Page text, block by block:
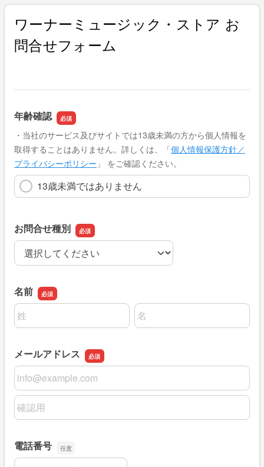
ワーナーミュージック・ストア お
問合せフォーム
年齢確認
・当社のサービス及びサイトでは13歳未満の方から個人情報を
取得することはありません。詳しくは、「個人情報保護方針／
プライバシーポリシー 」 をご確認ください。
13歳未満ではありません
お問合せ種別
お問合せ種別
名前
名前の姓
名前の名
メールアドレス
メールアドレス
メールアドレスの確認用
電話番号
電話番号